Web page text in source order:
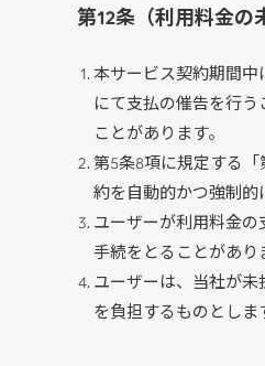
第12条（利用料金の
本サービス契約期間
にて支払の催告を行
ことがあります。
第5条8項に規定する
約を自動的かつ強制的
ユーザーが利用料金
手続をとることがあり
ユーザーは、当社が
を負担するものとしま